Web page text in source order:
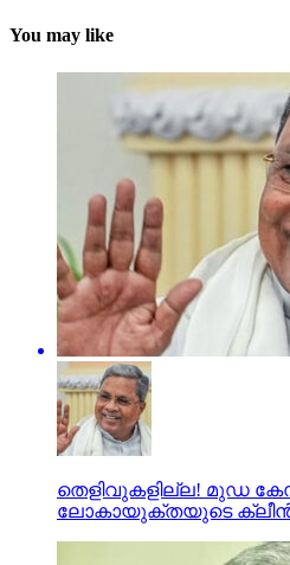
You may like
തെളിവുകളില്ല! മുഡ
ലോകായുക്തയുടെ